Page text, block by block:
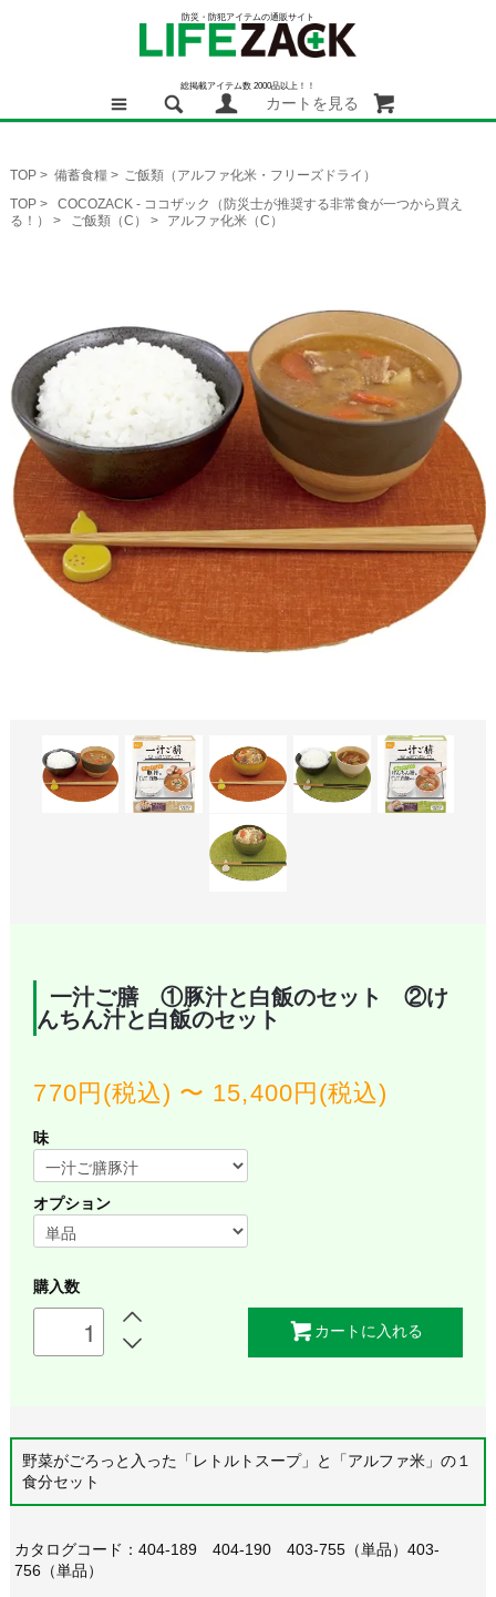
防災・防犯アイテムの通販サイト
総掲載アイテム数 2000品以上！！
カートを見る
TOP > 備蓄食糧 > ご飯類（アルファ化米・フリーズドライ）
TOP >
COCOZACK - ココザック（防災士が推奨する非常食が一つから買え
る！）
> ご飯類（C） > アルファ化米（C）
一汁ご膳 ①豚汁と白飯のセット ②け
んちん汁と白飯のセット
770円(税込) 〜 15,400円(税込)
味
オプション
購入数
カートに入れる
野菜がごろっと入った「レトルトスープ」と「アルファ米」の１
食分セット
カタログコード：404-189 404-190 403-755（単品）403-
756（単品）